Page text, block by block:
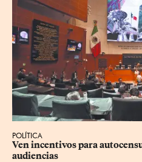
POLÍTICA
Ven incentivos para
audiencias